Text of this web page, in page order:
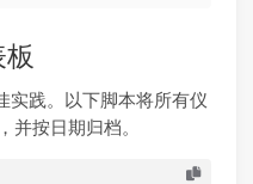
实践。以下脚本将所有仪
并按日期归档。